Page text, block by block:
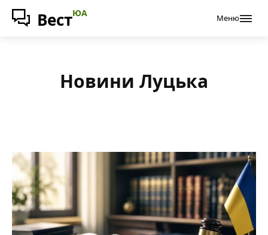
ВестЮА Меню
Новини Луцька